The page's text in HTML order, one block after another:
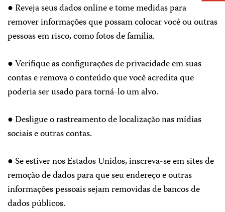
● Reveja seus dados online e tome medidas para
remover informações que possam colocar você ou outras
pessoas em risco, como fotos de família.
● Verifique as configurações de privacidade em suas
contas e remova o conteúdo que você acredita que
poderia ser usado para torná-lo um alvo.
● Desligue o rastreamento de localização nas mídias
sociais e outras contas.
● Se estiver nos Estados Unidos, inscreva-se em sites de
remoção de dados para que seu endereço e outras
informações pessoais sejam removidas de bancos de
dados públicos.